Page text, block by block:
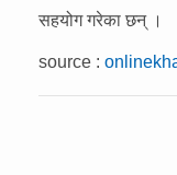
सहयोग गरेका छन् ।
source :